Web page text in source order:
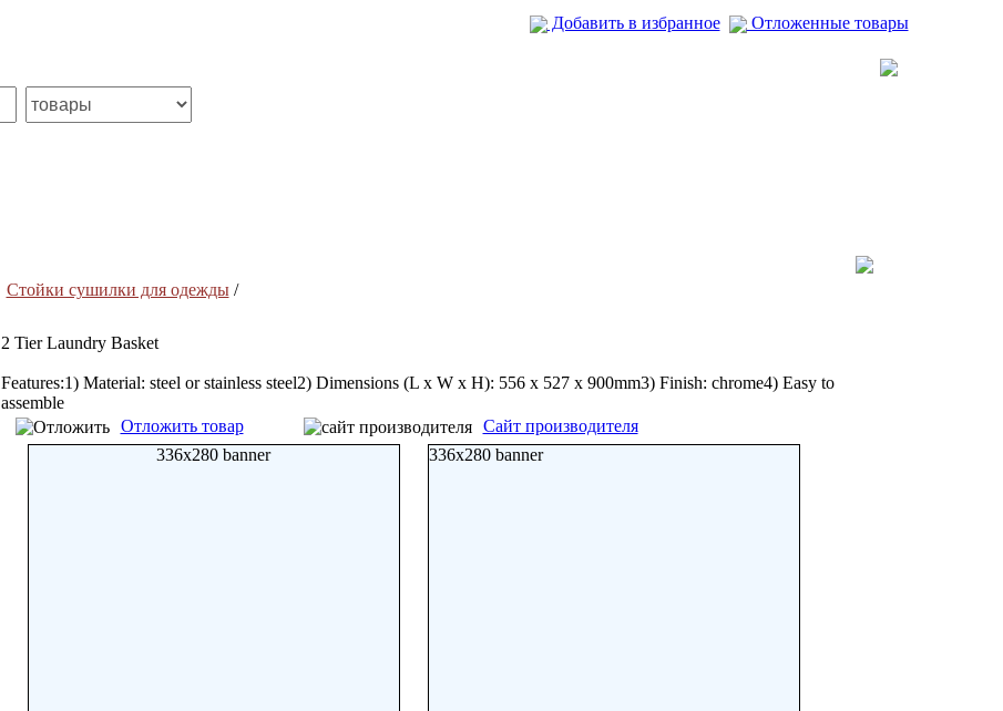
Добавить в избранное Отложенные товары
Стойки сушилки для одежды/
2 Tier Laundry Basket
Features:1) Material: steel or stainless steel2) Dimensions (L x W x H): 556 x 527 x 900mm3) Finish: chrome4) Easy to
assemble
Отложить товар
Сайт производителя
336x280 banner
336x280 banner